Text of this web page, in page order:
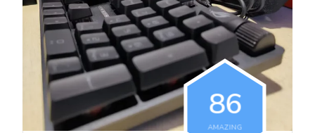
86
AMAZING